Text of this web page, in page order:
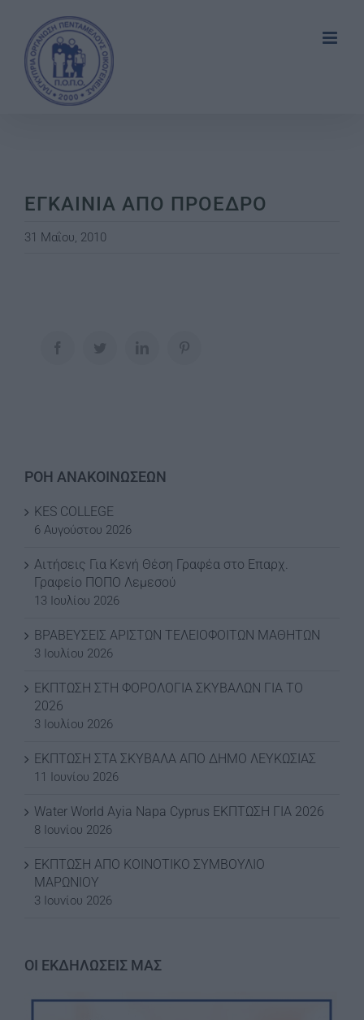
content
ΕΓΚΑΙΝΙΑ ΑΠΟ ΠΡΟΕΔΡΟ
31 Μαΐου, 2010
ΡΟΗ ΑΝΑΚΟΙΝΩΣΕΩΝ
KES COLLEGE
6 Αυγούστου 2026
Αιτήσεις Για Κενή Θέση Γραφέα στο Επαρχ.
Γραφείο ΠΟΠΟ Λεμεσού
13 Ιουλίου 2026
ΒΡΑΒΕΥΣΕΙΣ ΑΡΙΣΤΩΝ ΤΕΛΕΙΟΦΟΙΤΩΝ ΜΑΘΗΤΩΝ
3 Ιουλίου 2026
ΕΚΠΤΩΣΗ ΣΤΗ ΦΟΡΟΛΟΓΙΑ ΣΚΥΒΑΛΩΝ ΓΙΑ ΤΟ
2026
3 Ιουλίου 2026
ΕΚΠΤΩΣΗ ΣΤΑ ΣΚΥΒΑΛΑ ΑΠΟ ΔΗΜΟ ΛΕΥΚΩΣΙΑΣ
11 Ιουνίου 2026
Water World Ayia Napa Cyprus ΕΚΠΤΩΣΗ ΓΙΑ 2026
8 Ιουνίου 2026
ΕΚΠΤΩΣΗ ΑΠΟ ΚΟΙΝΟΤΙΚΟ ΣΥΜΒΟΥΛΙΟ
ΜΑΡΩΝΙΟΥ
3 Ιουνίου 2026
ΟΙ ΕΚΔΗΛΩΣΕΙΣ ΜΑΣ